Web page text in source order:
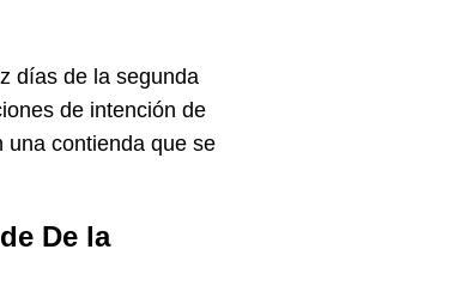
días de la segunda
de intención de
una contienda que se
De la